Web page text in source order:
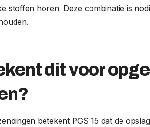
stoffen horen. Deze combinatie is
dit voor
betekent PGS 15 dat de